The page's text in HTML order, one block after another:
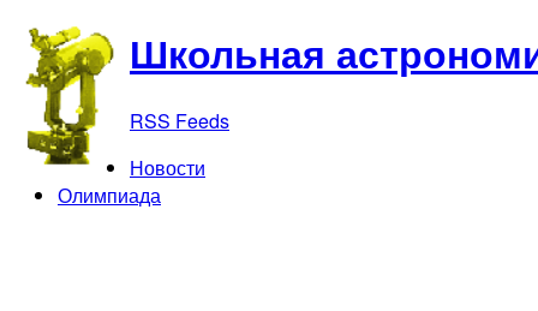
Школьная
RSS Feeds
Новости
Олимпиада